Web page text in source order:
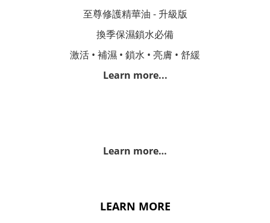
至尊修護精華油 - 升級版
換季保濕鎖水必備
激活 • 補濕 • 鎖水 • 亮膚 • 舒緩
Learn more...
Learn more…
LEARN MORE